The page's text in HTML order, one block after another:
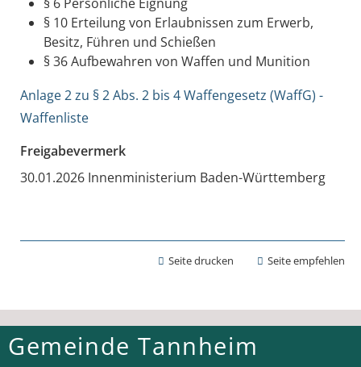
§ 10Erteilung von Erlaubnissen zum Erwerb,
Besitz, Führen und Schießen
§ 36Aufbewahren von Waffen und Munition
Anlage 2 zu § 2 Abs. 2 bis 4 Waffengesetz (WaffG) -
Waffenliste
Freigabevermerk
30.01.2026Innenministerium Baden-Württemberg
Seite drucken Seite empfehlen
Gemeinde Tannheim